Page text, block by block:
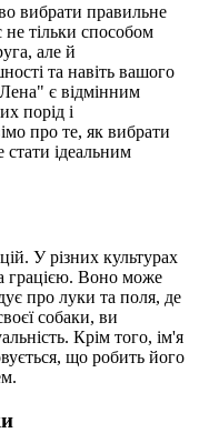
вибрати правильне
тільки способом
але й
та навіть вашого
є відмінним
порід і
про те, як вибрати
ідеальним
У різних культурах
грацією. Воно може
про луки та поля, де
собаки, ви
Крім того, ім'я
що робить його